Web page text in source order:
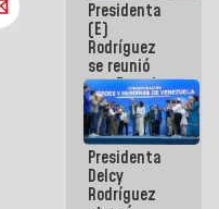
Presidenta
(E)
Rodríguez
se reunió
con Estado
Mayor
Eléctrico
para
abordar
planes de
acción
Presidenta
Delcy
Rodríguez